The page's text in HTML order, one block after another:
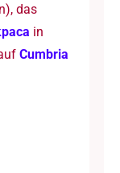
das
in
Cumbria